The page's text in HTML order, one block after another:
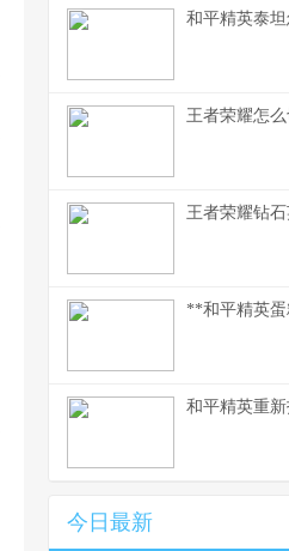
和平精英泰坦
王者荣耀怎
王者荣耀钻
**和平精英蛋
和平精英重
今日最新